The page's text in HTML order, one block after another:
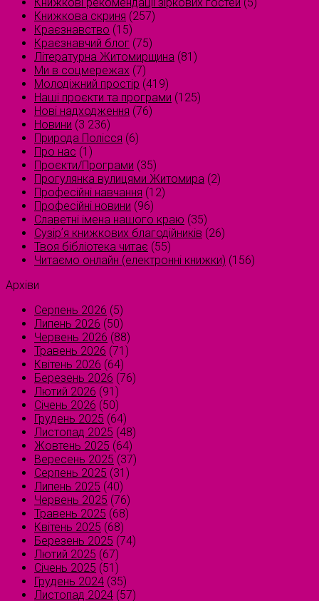
Книжкова скриня (257)
Краєзнавство (15)
Краєзнавчий блог (75)
Літературна Житомирщина (81)
Ми в соцмережах (7)
Молодіжний простір (419)
Наші проєкти та програми (125)
Нові надходження (76)
Новини (3 236)
Природа Полісся (6)
Про нас (1)
Проєкти/Програми (35)
Прогулянка вулицями Житомира (2)
Професійні навчання (12)
Професійні новини (96)
Славетні імена нашого краю (35)
Сузірʼя книжкових благодійників (26)
Твоя бібліотека читає (55)
Читаємо онлайн (електронні книжки) (156)
Архіви
Серпень 2026 (5)
Липень 2026 (50)
Червень 2026 (88)
Травень 2026 (71)
Квітень 2026 (64)
Березень 2026 (76)
Лютий 2026 (91)
Січень 2026 (50)
Грудень 2025 (64)
Листопад 2025 (48)
Жовтень 2025 (64)
Вересень 2025 (37)
Серпень 2025 (31)
Липень 2025 (40)
Червень 2025 (76)
Травень 2025 (68)
Квітень 2025 (68)
Березень 2025 (74)
Лютий 2025 (67)
Січень 2025 (51)
Грудень 2024 (35)
Листопад 2024 (57)